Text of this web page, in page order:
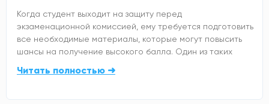
Когда студент выходит на защиту перед
экзаменационной комиссией, ему требуется подготовить
все необходимые материалы, которые могут повысить
шансы на получение высокого балла. Один из таких
Читать полностью ➜